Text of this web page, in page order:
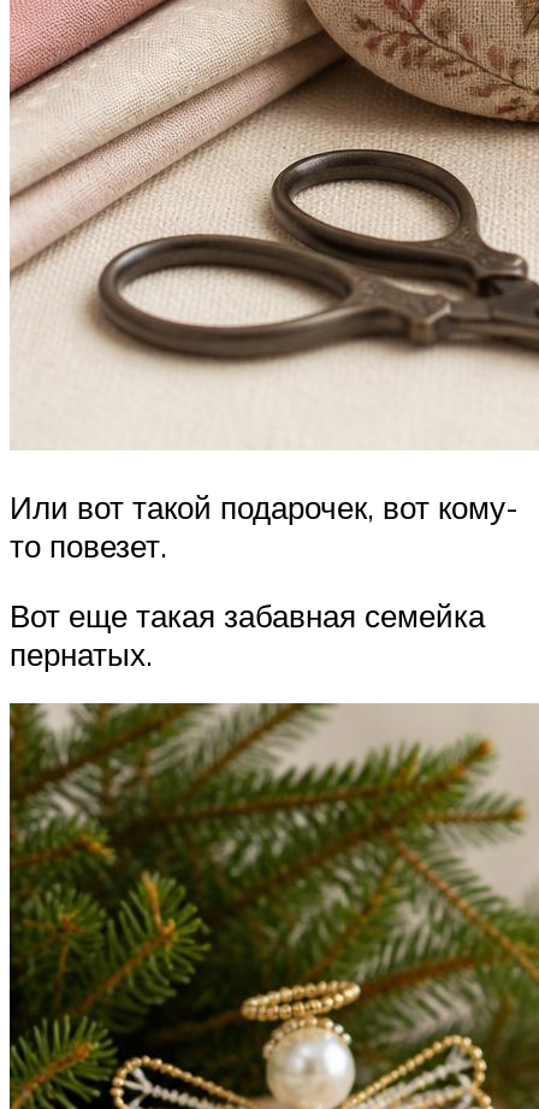
Или вот такой подарочек, вот кому-
то повезет.
Вот еще такая забавная семейка
пернатых.